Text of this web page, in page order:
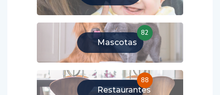
Mascotas
82
Restaurantes
88